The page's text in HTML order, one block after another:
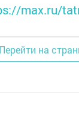
max.ru/
Перейти на